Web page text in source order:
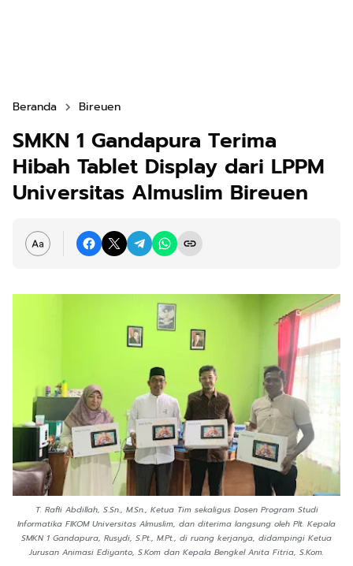
Beranda Bireuen
SMKN 1 Gandapura Terima
Hibah Tablet Display dari LPPM
Universitas Almuslim Bireuen
T. Rafli Abdillah, S.Sn., M.Sn., Ketua Tim sekaligus Dosen Program Studi
Informatika FIKOM Universitas Almuslim, dan diterima langsung oleh Plt. Kepala
SMKN 1 Gandapura, Rusydi, S.Pt., M.Pt., di ruang kerjanya, didampingi Ketua
Jurusan Animasi Ediyanto, S.Kom dan Kepala Bengkel Anita Fitria, S.Kom.